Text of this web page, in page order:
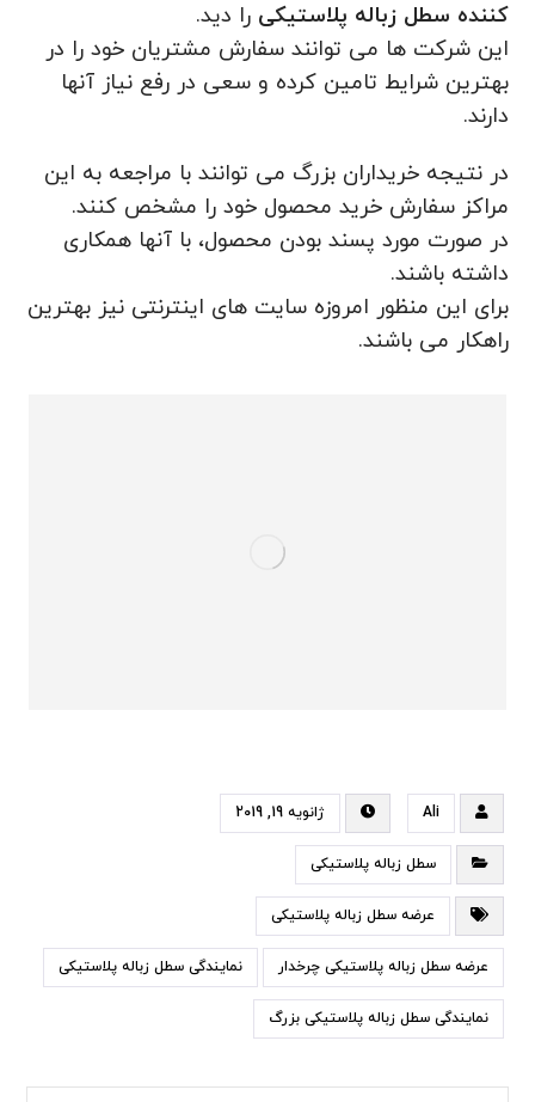
کننده سطل زباله پلاستیکی را دید.
این شرکت ها می توانند سفارش مشتریان خود را در
بهترین شرایط تامین کرده و سعی در رفع نیاز آنها
دارند.
در نتیجه خریداران بزرگ می توانند با مراجعه به این
مراکز سفارش خرید محصول خود را مشخص کنند.
در صورت مورد پسند بودن محصول، با آنها همکاری
داشته باشند.
برای این منظور امروزه سایت های اینترنتی نیز بهترین
راهکار می باشند.
Ali ژانویه 19, 2019
سطل زباله پلاستیکی
عرضه سطل زباله پلاستیکی
عرضه سطل زباله پلاستیکی چرخدار نمایندگی سطل زباله پلاستیکی
نمایندگی سطل زباله پلاستیکی بزرگ